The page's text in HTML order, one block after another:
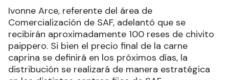
Ivonne Arce, referente del área de
Comercialización de SAF, adelantó que se
recibirán aproximadamente 100 reses de chivito
paippero. Si bien el precio final de la carne
caprina se definirá en los próximos días, la
distribución se realizará de manera estratégica